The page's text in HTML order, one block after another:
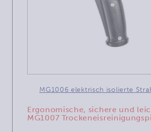
MG1006 elektrisch isolierte
Ergonomische, sichere und
MG1007